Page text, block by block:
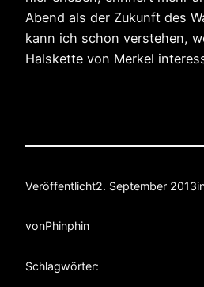
Abend als der Zukunft des
kann ich schon verstehen,
Halskette von Merkel
Veröffentlicht2. September 2013
vonPhinphin
Schlagwörter: